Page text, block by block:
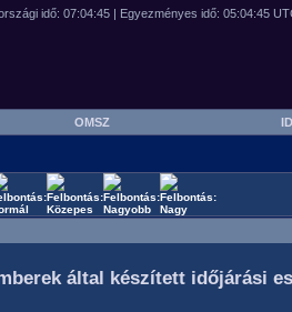
OMSZ
által készített időjárási